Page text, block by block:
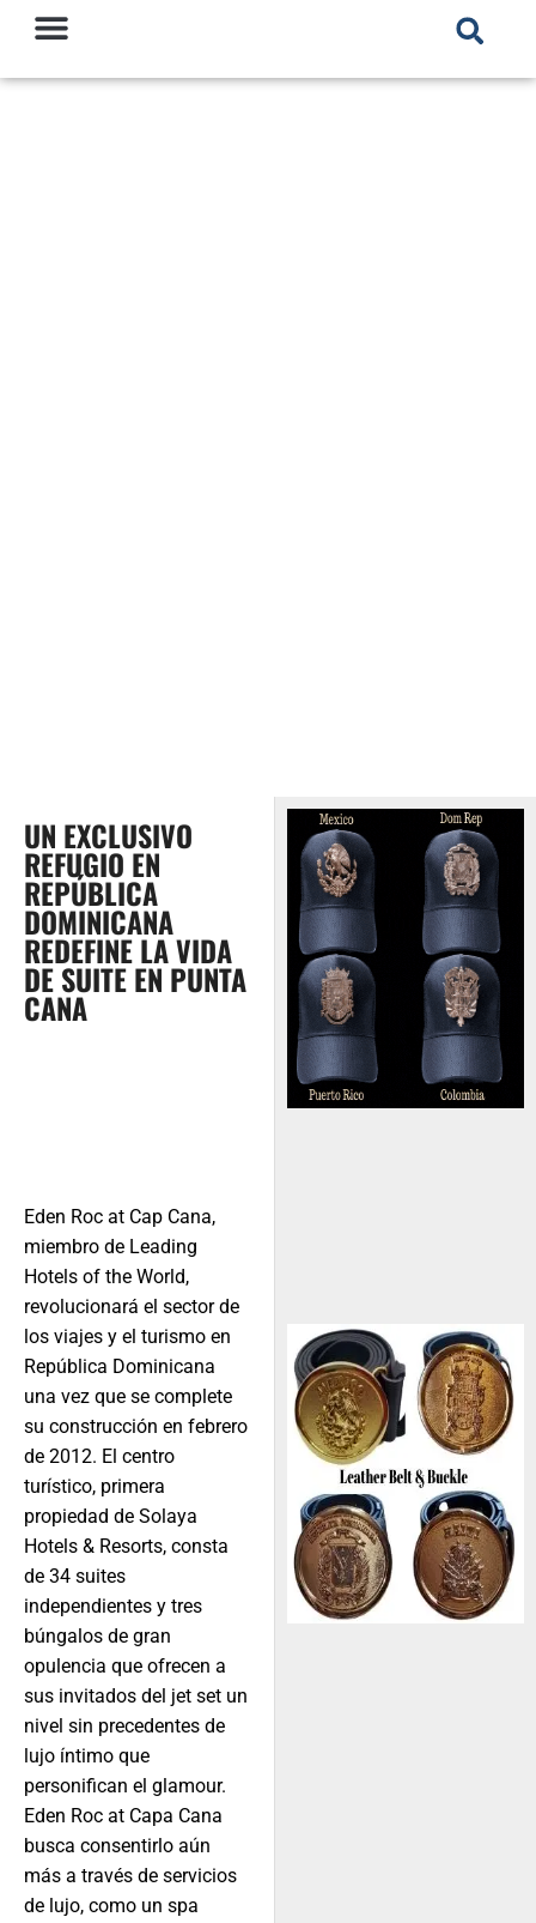
UN EXCLUSIVO
REFUGIO EN
REPÚBLICA
DOMINICANA
REDEFINE LA VIDA
DE SUITE EN PUNTA
CANA
Eden Roc at Cap Cana,
miembro de Leading
Hotels of the World,
revolucionará el sector de
los viajes y el turismo en
República Dominicana
una vez que se complete
su construcción en febrero
de 2012. El centro
turístico, primera
propiedad de Solaya
Hotels & Resorts, consta
de 34 suites
independientes y tres
búngalos de gran
opulencia que ofrecen a
sus invitados del jet set un
nivel sin precedentes de
lujo íntimo que
personifican el glamour.
Eden Roc at Capa Cana
busca consentirlo aún
más a través de servicios
de lujo, como un spa